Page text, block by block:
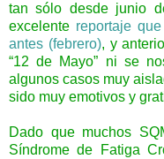
tan sólo desde junio
excelente reportaje
antes (febrero), y
“12 de Mayo” ni se
algunos casos muy
sido muy emotivos y
Dado que muchos
Síndrome de Fatiga